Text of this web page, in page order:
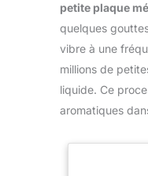
petite plaque
quelques
vibre à une
millions de
liquide. Ce
aromatiques